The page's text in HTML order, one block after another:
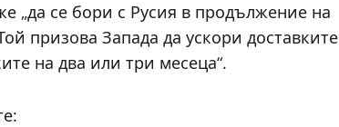
„да се бори с Русия в продължение на
призова Запада да ускори доставките
на два или три месеца“.